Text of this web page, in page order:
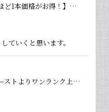
【本数多いほど1本価格がお得！】【タヒチ種・通常グレード 13cm・バニラビーンズ・20本】
ていくと思います。
【バニラペーストよりワンランク上の天然の香り】【揮発成分が無いため加熱しても香りが揮発しない優れもの！】完全無添加・バニラピューレ（内容量：中サイズ 200 g）